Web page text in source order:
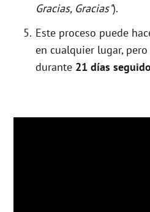
Gracias, Gracias").
Este proceso puede
en cualquier lugar,
durante 21 días